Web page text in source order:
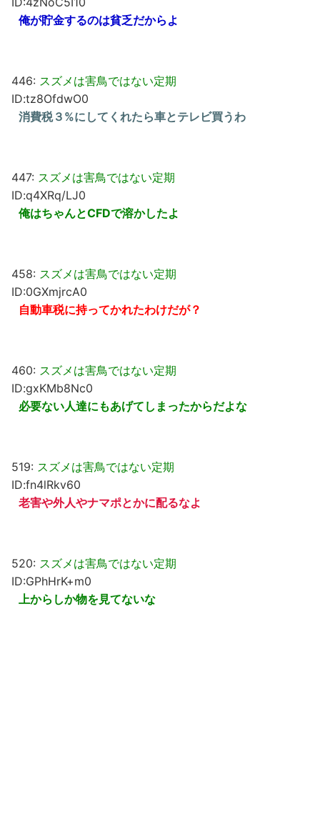
俺が貯金するのは貧乏だからよ
446: スズメは害鳥ではない定期
ID:tz8OfdwO0
消費税３%にしてくれたら車とテレビ買うわ
447: スズメは害鳥ではない定期
ID:q4XRq/LJ0
俺はちゃんとCFDで溶かしたよ
458: スズメは害鳥ではない定期
ID:0GXmjrcA0
自動車税に持ってかれたわけだが？
460: スズメは害鳥ではない定期
ID:gxKMb8Nc0
必要ない人達にもあげてしまったからだよな
519: スズメは害鳥ではない定期
ID:fn4lRkv60
老害や外人やナマポとかに配るなよ
520: スズメは害鳥ではない定期
ID:GPhHrK+m0
上からしか物を見てないな